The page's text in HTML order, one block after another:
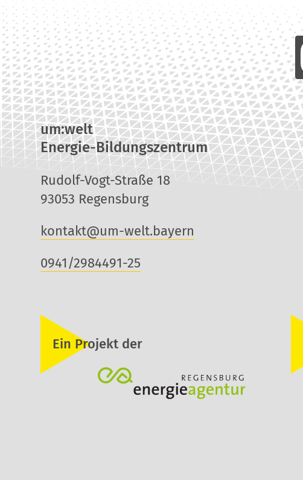
um:welt
Energie-Bildungszentrum
Rudolf-Vogt-Straße 18
93053 Regensburg
kontakt@um-welt.bayern
0941/2984491-25
Ein Projekt der